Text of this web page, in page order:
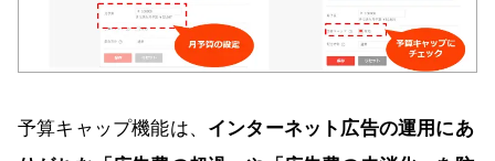
予算キャップ機能は、 インターネット広告の運用にあ